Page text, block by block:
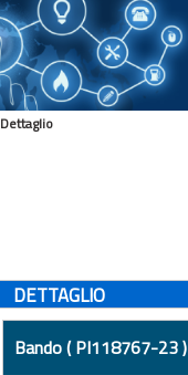
Dettaglio
DETTAGLIO
Bando ( PI118767-23 )